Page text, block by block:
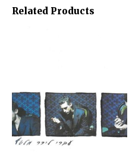
Related Products